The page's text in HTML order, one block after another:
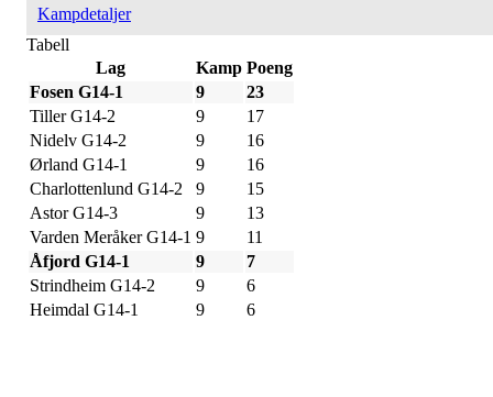
Kampdetaljer
Tabell
Lag
Kamp Poeng
Fosen G14-1
9
23
Tiller G14-2
9
17
Nidelv G14-2
9
16
Ørland G14-1
9
16
Charlottenlund G14-2
9
15
Astor G14-3
9
13
Varden Meråker G14-1 9
11
Åfjord G14-1
9
7
Strindheim G14-2
9
6
Heimdal G14-1
9 6